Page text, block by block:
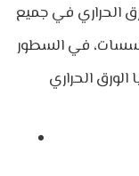
الحراري في جميع
في السطور